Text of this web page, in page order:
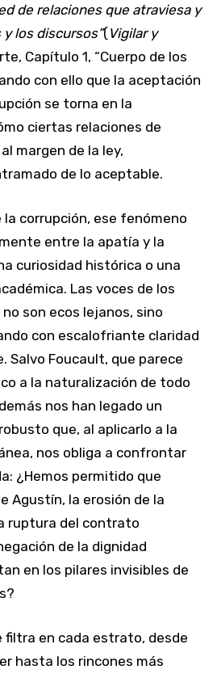
de relaciones que atraviesa y
los discursos”(Vigilar y
Capítulo 1, “Cuerpo de los
con ello que la aceptación
se torna en la
ciertas relaciones de
margen de la ley,
de lo aceptable.
corrupción, ese fenómeno
entre la apatía y la
curiosidad histórica o una
Las voces de los
son ecos lejanos, sino
con escalofriante claridad
Salvo Foucault, que parece
a la naturalización de todo
nos han legado un
que, al aplicarlo a la
nos obliga a confrontar
¿Hemos permitido que
Agustín, la erosión de la
ruptura del contrato
de la dignidad
en los pilares invisibles de
filtra en cada estrato, desde
hasta los rincones más